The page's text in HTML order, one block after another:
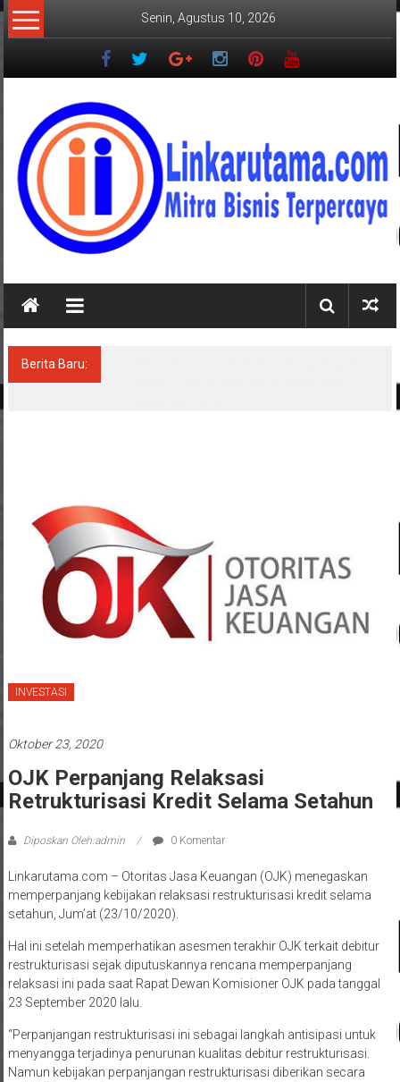
Lompat
ke
Senin, Agustus 10, 2026
LINKARUTAMA.COM
Mitra
Terpercaya
Berita Baru:
INVESTASI
Oktober 23, 2020
OJK Perpanjang Relaksasi
Retrukturisasi Kredit Selama Setahun
Diposkan Oleh:admin 0 Komentar
Linkarutama.com – Otoritas Jasa Keuangan (OJK) menegaskan
memperpanjang kebijakan relaksasi restrukturisasi kredit selama
setahun, Jum’at (23/10/2020).
Hal ini setelah memperhatikan asesmen terakhir OJK terkait debitur
restrukturisasi sejak diputuskannya rencana memperpanjang
relaksasi ini pada saat Rapat Dewan Komisioner OJK pada tanggal
23 September 2020 lalu.
“Perpanjangan restrukturisasi ini sebagai langkah antisipasi untuk
menyangga terjadinya penurunan kualitas debitur restrukturisasi.
Namun kebijakan perpanjangan restrukturisasi diberikan secara